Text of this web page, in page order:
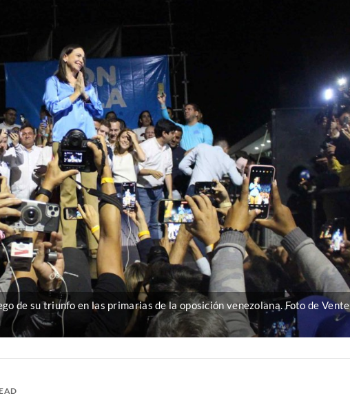
de su triunfo en las primarias de la oposición venezolana. Foto de Vente